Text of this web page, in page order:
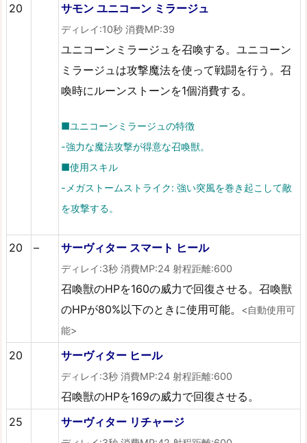
20 サモン ユニコーン ミラージュ
ディレイ:10秒 消費MP:39
ユニコーンミラージュを召喚する。ユニコーン
ミラージュは攻撃魔法を使って戦闘を行う。召
喚時にルーンストーンを1個消費する。
■ユニコーンミラージュの特徴
-強力な魔法攻撃が得意な召喚獣。
■使用スキル
-メガストームストライク: 強い突風を巻き起こして敵
を攻撃する。
20 – サーヴィター スマート ヒール
ディレイ:3秒 消費MP:24 射程距離:600
召喚獣のHPを160の威力で回復させる。召喚獣
のHPが80%以下のときに使用可能。
<自動使用可
能>
20 サーヴィター ヒール
ディレイ:3秒 消費MP:24 射程距離:600
召喚獣のHPを169の威力で回復させる。
25
サーヴィター リチャージ